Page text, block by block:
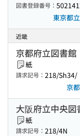
図書登録番号：
東京都
近畿
京都府立図書館
紙
請求記号： 218/Sh34/
京
大阪府立中央図
紙
請求記号： 218/4N